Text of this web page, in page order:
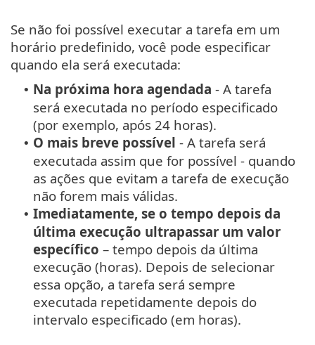
Se não foi possível executar a tarefa em um
horário predefinido, você pode especificar
quando ela será executada:
• Na próxima hora agendada - A tarefa
será executada no período especificado
(por exemplo, após 24 horas).
• O mais breve possível - A tarefa será
executada assim que for possível - quando
as ações que evitam a tarefa de execução
não forem mais válidas.
• Imediatamente, se o tempo depois da
última execução ultrapassar um valor
específico – tempo depois da última
execução (horas). Depois de selecionar
essa opção, a tarefa será sempre
executada repetidamente depois do
intervalo especificado (em horas).